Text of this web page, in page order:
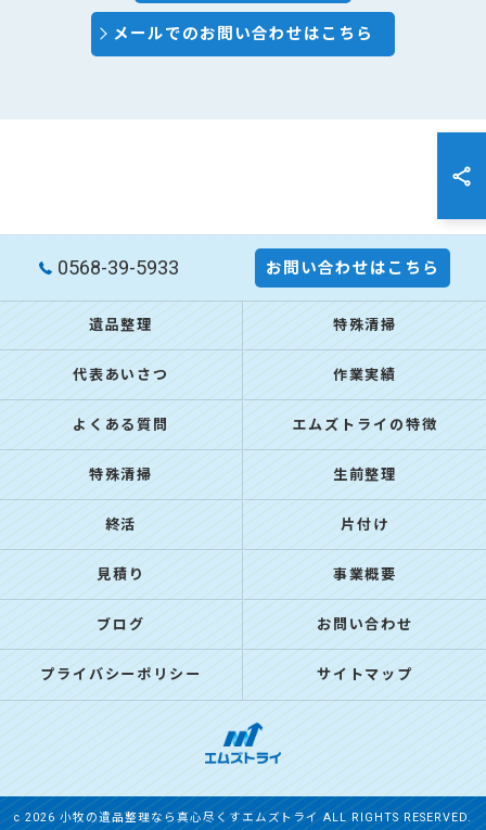
メールでのお問い合わせはこちら
0568-39-5933 お問い合わせはこちら
遺品整理 特殊清掃
代表あいさつ 作業実績
よくある質問 エムズトライの特徴
特殊清掃 生前整理
終活 片付け
見積り 事業概要
ブログ お問い合わせ
プライバシーポリシー サイトマップ
c 2026 小牧の遺品整理なら真心尽くすエムズトライ ALL RIGHTS RESERVED.